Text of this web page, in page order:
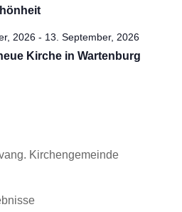
2026- 13. September, 2026
Kirche in Wartenburg
Kirchengemeinde